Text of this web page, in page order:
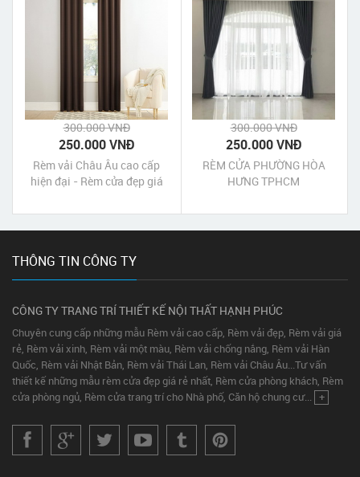
300.000 VNĐ
250.000 VNĐ
Rèm vải Châu Âu cao cấp
hiện đại - Rèm cửa đẹp giá
300.000 VNĐ
250.000 VNĐ
RÈM CỬA PHƯỜNG HÒA
HƯNG TPHCM
THÔNG TIN CÔNG TY
CÔNG TY TRANG TRÍ THIẾT KẾ NỘI THẤT HẠNH PHÚC
Chuyên cung cấp những mẫu Rèm vải cao cấp, Rèm vải đẹp, Rèm vải giá
rẻ, Rèm vải xinh, Rèm vải một màu, Rèm vải chống nắng, Rèm vải Hàn
Quốc, Rèm vải Nhật Bản, Rèm vải Thái Lan, Rèm vải Châu Âu...Tư vấn
thiết kế những mẫu rèm cửa đẹp giá rẻ nhất, Rèm cửa phòng khách, Rèm
cửa phòng ngủ, Rèm cửa trang trí cho Nhà phố, Căn hộ chung cư... +